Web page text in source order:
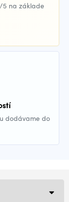
5 na základe
dodávame do